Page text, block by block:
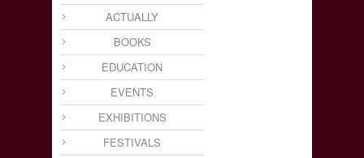
ACTUALLY
BOOKS
EDUCATION
EVENTS
EXHIBITIONS
FESTIVALS